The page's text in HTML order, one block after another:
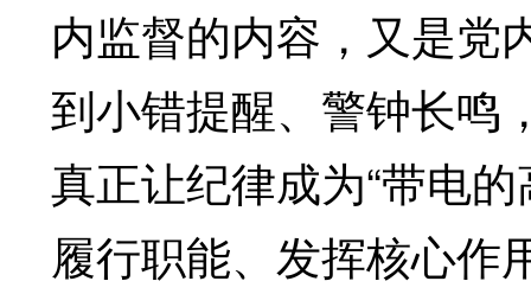
内监督的内容，又是党
到小错提醒、警钟长鸣
真正让纪律成为“带电
履行职能、发挥核心作